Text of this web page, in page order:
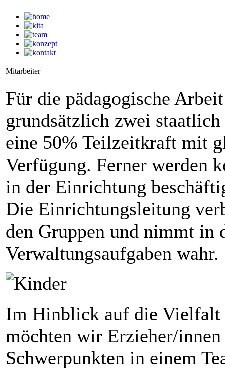
Mitarbeiter
Für die pädagogische
grundsätzlich zwei
eine 50% Teilzeitkraft mit
Verfügung. Ferner werden
in der Einrichtung
Die Einrichtungsleitung
den Gruppen und nimmt in
Verwaltungsaufgaben wahr.
Im Hinblick auf die Vielfalt
möchten wir Erzieher/
Schwerpunkten in einem